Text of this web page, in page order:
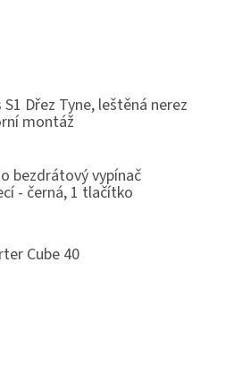
Dřez Tyne, leštěná nerez
montáž
je 5 z 5 hvězdiček.
bezdrátový vypínač
- černá, 1 tlačítko
je 4 z 5 hvězdiček.
Cube 40
je 3 z 5 hvězdiček.